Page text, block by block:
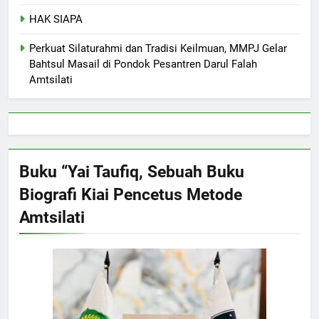
HAK SIAPA
Perkuat Silaturahmi dan Tradisi Keilmuan, MMPJ Gelar
Bahtsul Masail di Pondok Pesantren Darul Falah
Amtsilati
Buku “Yai Taufiq, Sebuah Buku
Biografi Kiai Pencetus Metode
Amtsilati